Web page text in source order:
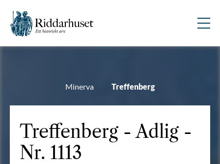
Minerva Treffenberg
Treffenberg - Adlig -
Nr. 1113